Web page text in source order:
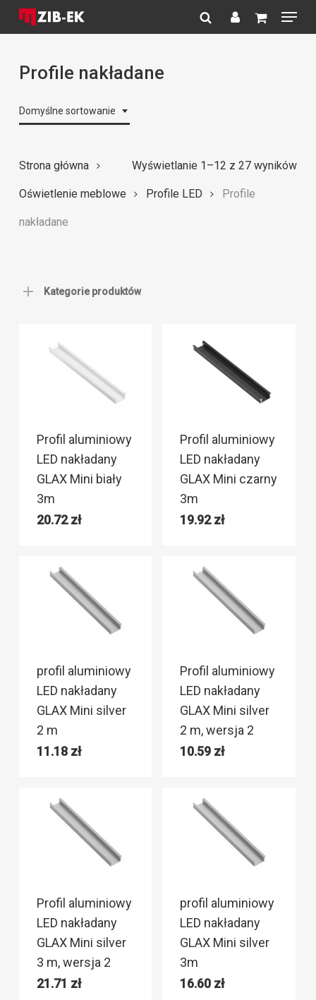
Skip
content
searchaccount
Menu
Profile nakładane
Domyślne sortowanie
Wyświetlanie 1–12 z 27 wyników
Strona główna
Oświetlenie meblowe Profile LED Profile
nakładane
Kategorie produktów
Profil aluminiowy
LED nakładany
GLAX Mini biały
3m
20.72zł
Profil aluminiowy
LED nakładany
GLAX Mini czarny
3m
19.92zł
profil aluminiowy
LED nakładany
GLAX Mini silver
2 m
11.18 zł
Profil aluminiowy
LED nakładany
GLAX Mini silver
2 m, wersja 2
10.59 zł
Profil aluminiowy
LED nakładany
GLAX Mini silver
3 m, wersja 2
21.71 zł
profil aluminiowy
LED nakładany
GLAX Mini silver
3m
16.60 zł